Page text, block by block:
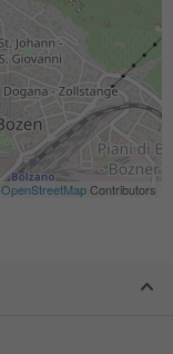
OpenStreetMapContributors